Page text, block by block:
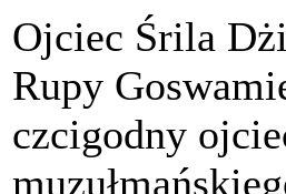
Ojciec Śrila
Rupy
czcigodny